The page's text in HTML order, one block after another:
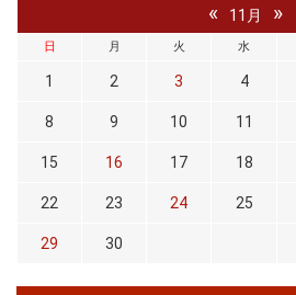
« 11月 »
日 月 火 水
1 2 3 4
8 9 10 11
15 16 17 18
22 23 24 25
29 30